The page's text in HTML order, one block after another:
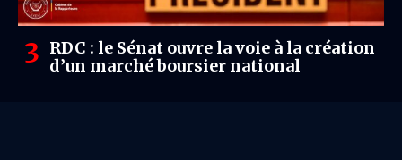
RDC : le Sénat ouvre la voie à la création
d’un marché boursier national